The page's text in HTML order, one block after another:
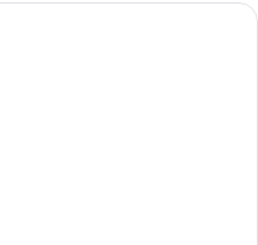
Deluxe-herbergi | Míníbar,